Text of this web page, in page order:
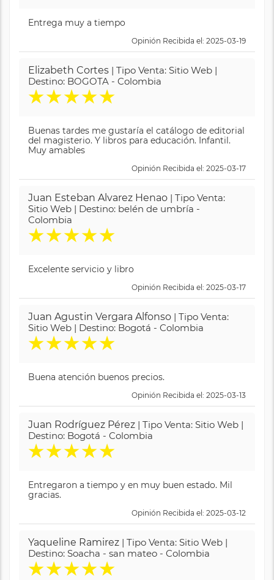
Entrega muy a tiempo
Opinión Recibida el: 2025-03-19
Elizabeth Cortes | Tipo Venta: Sitio Web |
Destino: BOGOTA - Colombia
★★★★★
Buenas tardes me gustaría el catálogo de editorial
del magisterio. Y libros para educación. Infantil.
Muy amables
Opinión Recibida el: 2025-03-17
Juan Esteban Alvarez Henao | Tipo Venta:
Sitio Web | Destino: belén de umbría -
Colombia
★★★★★
Excelente servicio y libro
Opinión Recibida el: 2025-03-17
Juan Agustin Vergara Alfonso | Tipo Venta:
Sitio Web | Destino: Bogotá - Colombia
★★★★★
Buena atención buenos precios.
Opinión Recibida el: 2025-03-13
Juan Rodríguez Pérez | Tipo Venta: Sitio Web |
Destino: Bogotá - Colombia
★★★★★
Entregaron a tiempo y en muy buen estado. Mil
gracias.
Opinión Recibida el: 2025-03-12
Yaqueline Ramirez | Tipo Venta: Sitio Web |
Destino: Soacha - san mateo - Colombia
★★★★★